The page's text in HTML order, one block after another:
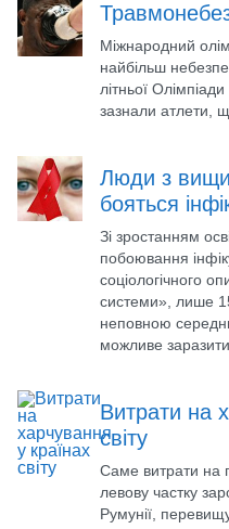
Міжнародний
найбільш
літньої
зазнали атлети,
Люди з
бояться
Зі зростанням
побоювання
соціологічного
системи», лише
неповною
можливе
Витрати на
світу
Саме витрати на
левову частку
Румунії,